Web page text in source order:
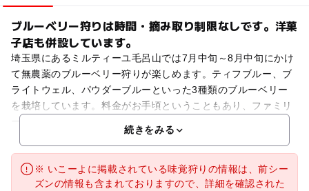
ブルーベリー狩りは時間・摘み取り制限なしです。洋菓
子店も併設しています。
埼玉県にあるミルティーユ毛呂山では7月中旬～8月中旬にかけ
て無農薬のブルーベリー狩りが楽しめます。ティフブルー、ブ
ライトウェル、パウダーブルーといった3種類のブルーベリー
を栽培しています。料金がお手頃ということもあり、ファミリ
続きをみる
※ いこーよに掲載されている味覚狩りの情報は、前シー
ズンの情報も含まれておりますので、詳細を確認された